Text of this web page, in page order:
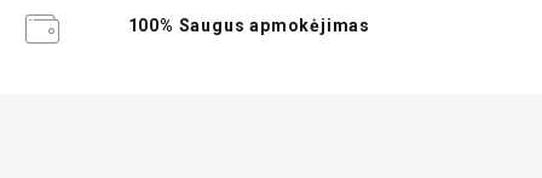
100% Saugus apmokėjimas